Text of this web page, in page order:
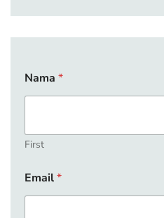
Nama *
First
Email*